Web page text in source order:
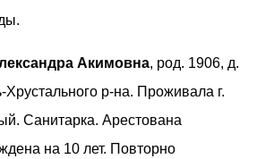
Акимовна, род. 1906, д.
р-на. Проживала г.
Санитарка. Арестована
на 10 лет. Повторно